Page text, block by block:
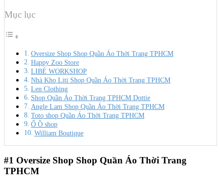
Mục lục
Oversize Shop Shop Quần Áo Thời Trang TPHCM
Happy Zoo Store
LIBÉ WORKSHOP
Nhà Kho Liti Shop Quần Áo Thời Trang TPHCM
Len Clothing
Shop Quần Áo Thời Trang TPHCM Dottie
Angle Lam Shop Quần Áo Thời Trang TPHCM
Toto shop Quần Áo Thời Trang TPHCM
Ố Ồ shop
William Boutique
#1 Oversize Shop Shop Quần Áo Thời Trang
TPHCM